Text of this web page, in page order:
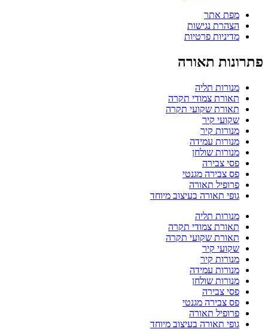
מפת אתר
הצהרת נגישות
מדיניות פרטיות
פתרונות תאורה
מנורות תליה
תאורת צמודי תקרה
תאורת שקועי תקרה
שקועי קיר
מנורות קיר
מנורות עמידה
מנורות שולחן
פסי צבירה
פס צבירה מגנטי
פרופיל תאורה
גופי תאורה בעיצוב מיוחד
מנורות תליה
תאורת צמודי תקרה
תאורת שקועי תקרה
שקועי קיר
מנורות קיר
מנורות עמידה
מנורות שולחן
פסי צבירה
פס צבירה מגנטי
פרופיל תאורה
גופי תאורה בעיצוב מיוחד